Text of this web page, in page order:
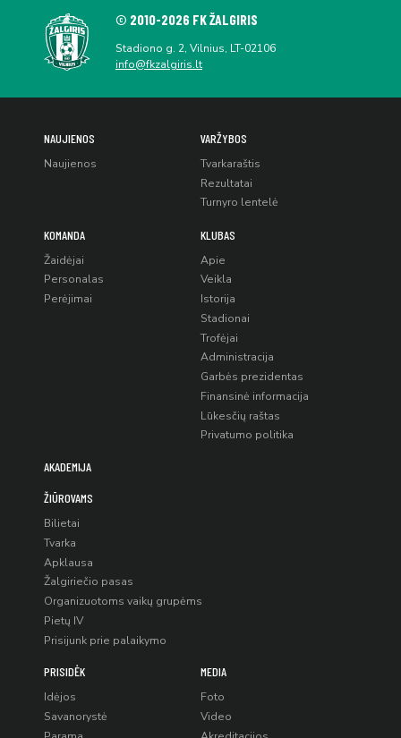
© 2010-2026 FK ŽALGIRIS
Stadiono g. 2, Vilnius, LT-02106
info@fkzalgiris.lt
NAUJIENOS
Naujienos
VARŽYBOS
Tvarkaraštis
Rezultatai
Turnyro lentelė
KOMANDA
Žaidėjai
Personalas
Perėjimai
KLUBAS
Apie
Veikla
Istorija
Stadionai
Trofėjai
Administracija
Garbės prezidentas
Finansinė informacija
Lūkesčių raštas
Privatumo politika
AKADEMIJA
ŽIŪROVAMS
Bilietai
Tvarka
Apklausa
Žalgiriečio pasas
Organizuotoms vaikų grupėms
Pietų IV
Prisijunk prie palaikymo
PRISIDĖK
Idėjos
Savanorystė
MEDIA
Foto
Video